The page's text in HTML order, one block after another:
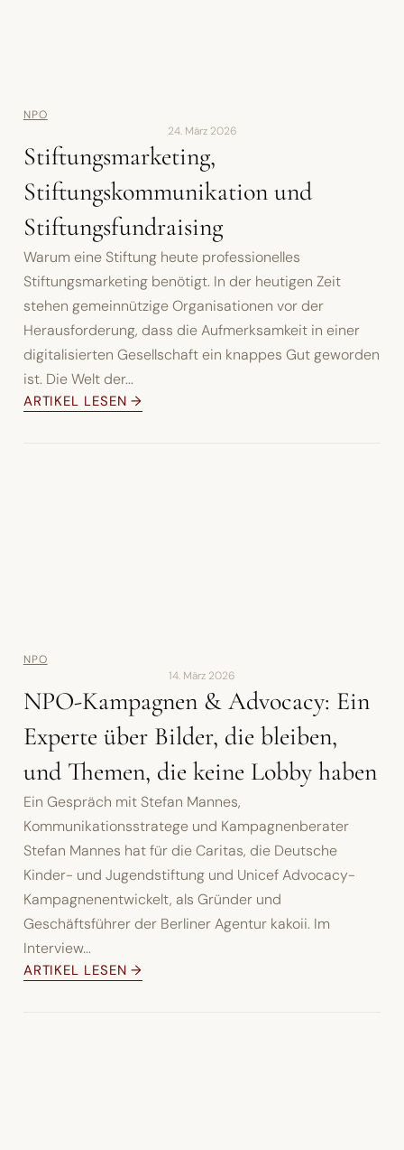
NPO
24. März 2026
Stiftungsmarketing,
Stiftungskommunikation und
Stiftungsfundraising
Warum eine Stiftung heute professionelles
Stiftungsmarketing benötigt. In der heutigen Zeit
stehen gemeinnützige Organisationen vor der
Herausforderung, dass die Aufmerksamkeit in einer
digitalisierten Gesellschaft ein knappes Gut geworden
ist. Die Welt der...
ARTIKEL LESEN →
NPO
14. März 2026
NPO-Kampagnen & Advocacy: Ein
Experte über Bilder, die bleiben,
und Themen, die keine Lobby haben
Ein Gespräch mit Stefan Mannes,
Kommunikationsstratege und Kampagnenberater
Stefan Mannes hat für die Caritas, die Deutsche
Kinder- und Jugendstiftung und Unicef Advocacy-
Kampagnenentwickelt, als Gründer und
Geschäftsführer der Berliner Agentur kakoii. Im
Interview...
ARTIKEL LESEN →